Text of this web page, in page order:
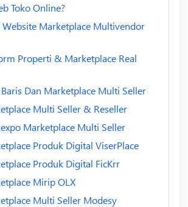
Toko Online?
Marketplace Multivendor
Properti & Marketplace Real
Dan Marketplace Multi Seller
Multi Seller & Reseller
Marketplace Multi Seller
Produk Digital ViserPlace
Produk Digital FicKrr
Mirip OLX
Multi Seller Modesy